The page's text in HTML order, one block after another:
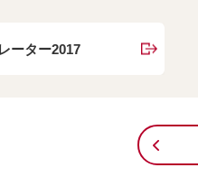
ーター2017